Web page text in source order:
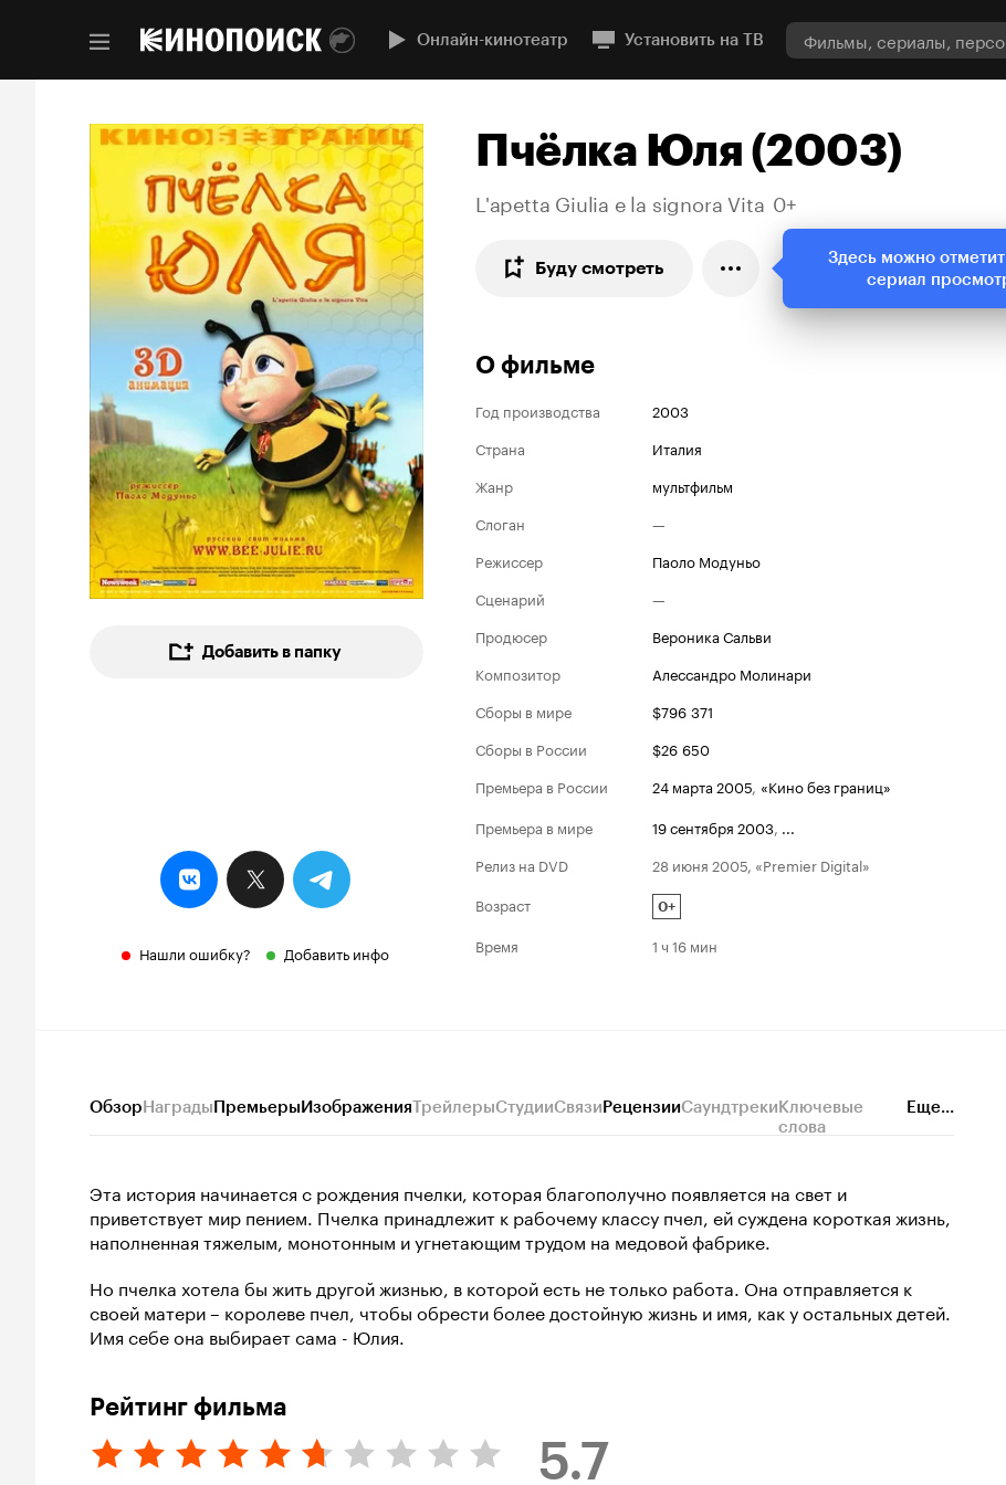
Онлайн-кинотеатр Установить на ТВ
Добавить в папку
Нашли ошибку? Добавить инфо
Пчёлка Юля (2003)
L'apetta Giulia e la signora Vita 0+
Буду смотреть
О фильме
Год производства
2003
Страна
Италия
Жанр
мультфильм
Слоган
—
Режиссер
Паоло Модуньо
Сценарий
—
Продюсер
Вероника Сальви
Композитор
Алессандро Молинари
Сборы в мире
$796 371
Сборы в России
$26 650
Премьера в России
24 марта 2005, «Кино без границ»
Премьера в мире
19 сентября 2003
Релиз на DVD
28 июня 2005, «Premier Digital»
Возраст
0+
Время 1 ч 16 мин
ОбзорНаградыПремьерыИзображенияТрейлерыСтудииСвязиРецензииСаундтрекиКлючевые
слова
Еще...
Эта история начинается с рождения пчелки, которая благополучно появляется на свет и
приветствует мир пением. Пчелка принадлежит к рабочему классу пчел, ей суждена короткая жизнь,
наполненная тяжелым, монотонным и угнетающим трудом на медовой фабрике.
Но пчелка хотела бы жить другой жизнью, в которой есть не только работа. Она отправляется к
своей матери – королеве пчел, чтобы обрести более достойную жизнь и имя, как у остальных детей.
Имя себе она выбирает сама - Юлия.
Рейтинг фильма
5.7
Здесь можно
сериал